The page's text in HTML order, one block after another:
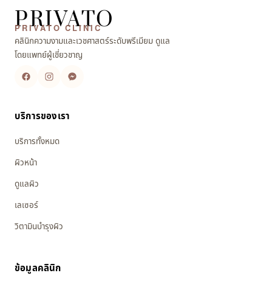
PRIVATO
PRIVATO CLINIC
คลินิกความงามและเวชศาสตร์ระดับพรีเมียม ดูแล
โดยแพทย์ผู้เชี่ยวชาญ
บริการของเรา
บริการทั้งหมด
ผิวหน้า
ดูแลผิว
เลเซอร์
วิตามินบำรุงผิว
ข้อมูลคลินิก